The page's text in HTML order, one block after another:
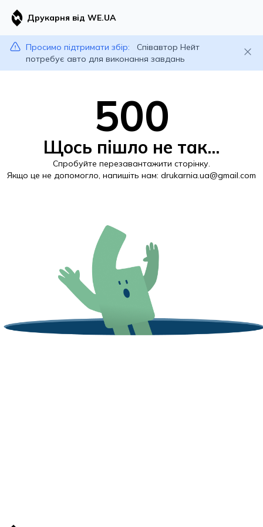
Друкарня від WE.UA
Просимо підтримати збір:
Співавтор Нейт
потребує авто для виконання завдань
500
Щось пішло не так...
Спробуйте перезавантажити сторінку.
Якщо це не допомогло, напишіть нам: drukarnia.ua@gmail.com